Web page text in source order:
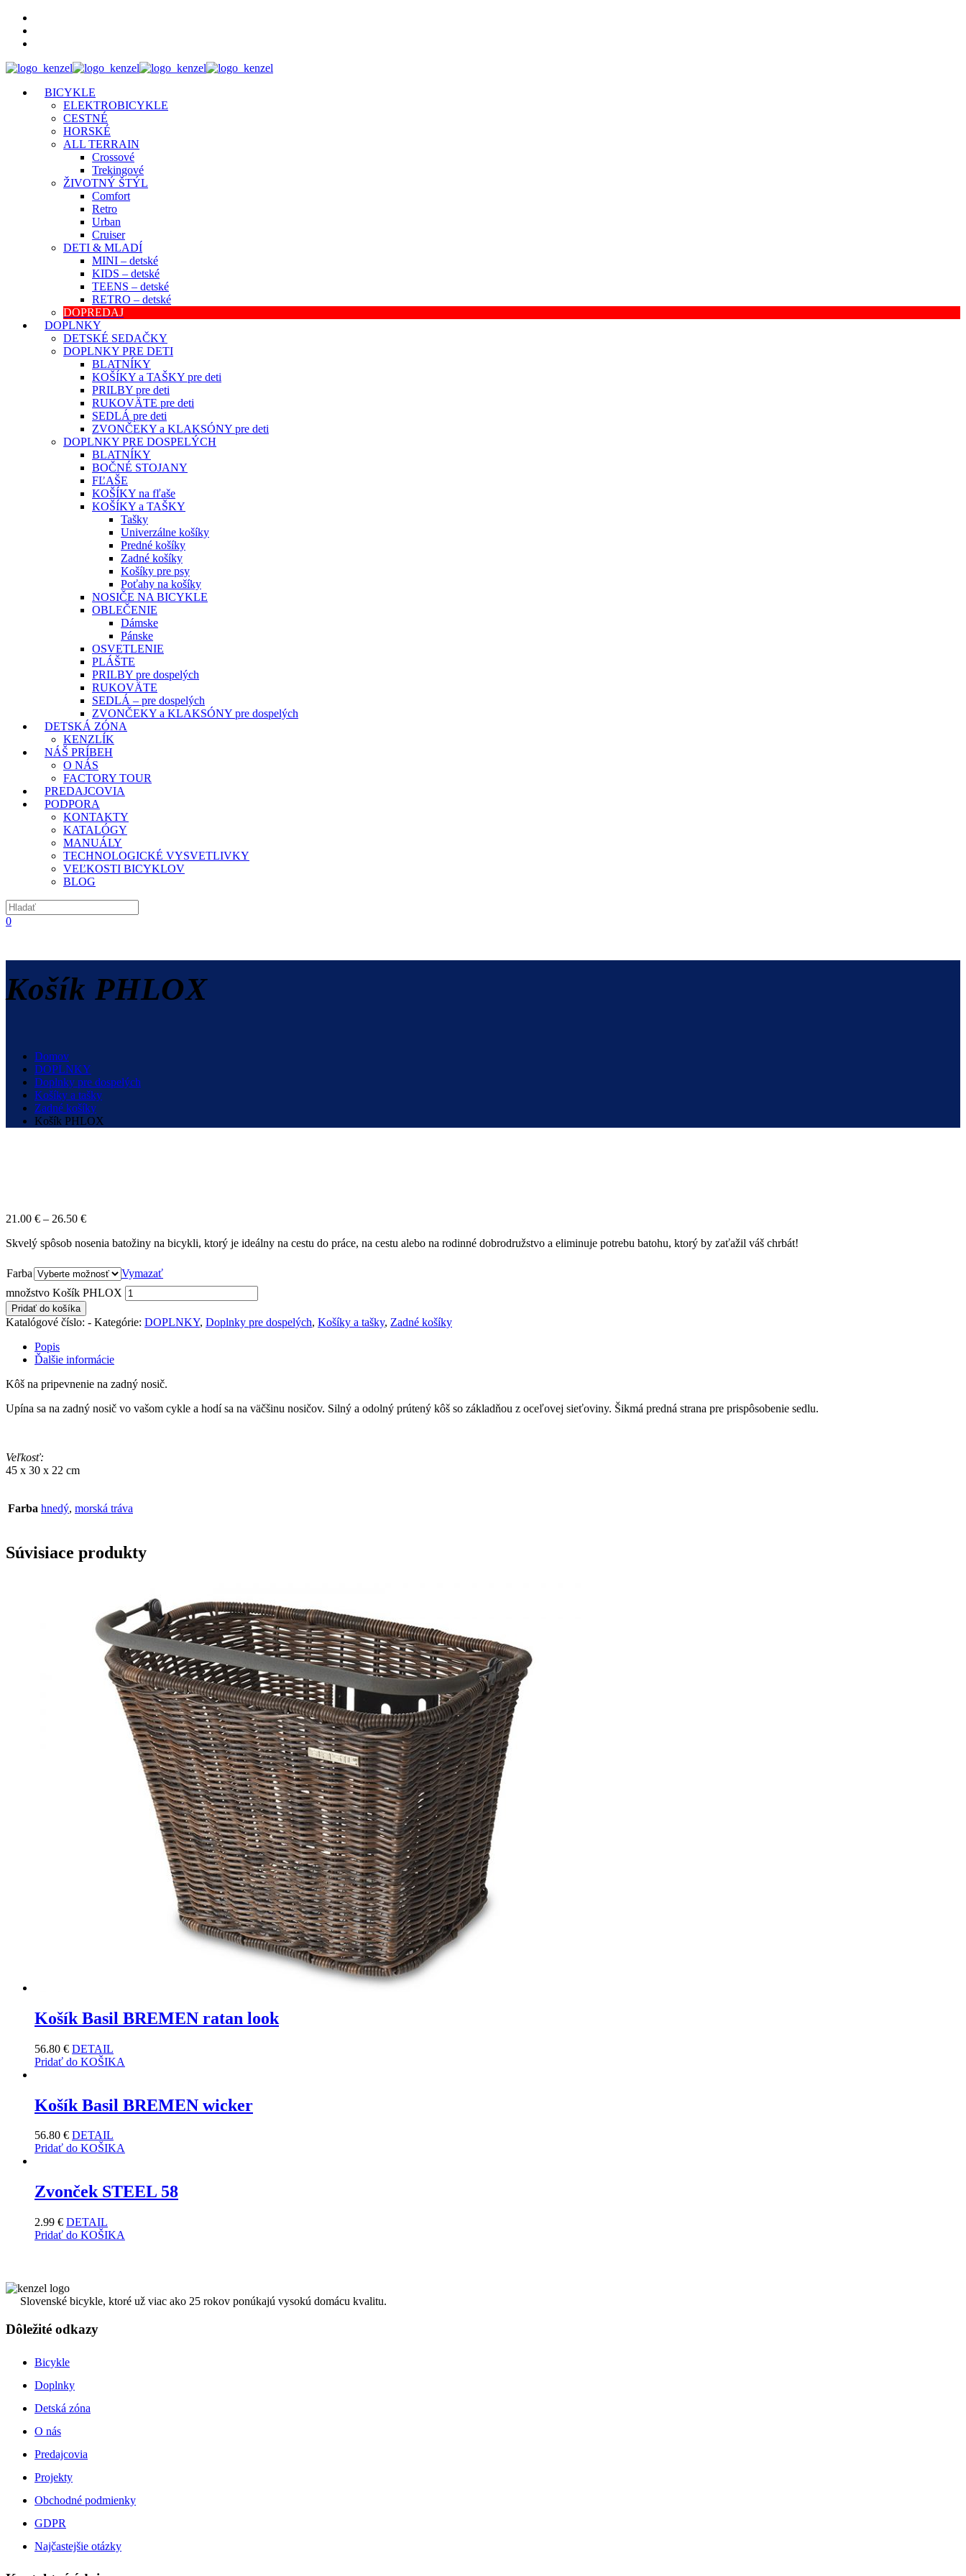
BICYKLE
ELEKTROBICYKLE
CESTNÉ
HORSKÉ
ALL TERRAIN
Crossové
Trekingové
ŽIVOTNÝ ŠTÝL
Comfort
Retro
Urban
Cruiser
DETI & MLADÍ
MINI – detské
KIDS – detské
TEENS – detské
RETRO – detské
DOPREDAJ
DOPLNKY
DETSKÉ SEDAČKY
DOPLNKY PRE DETI
BLATNÍKY
KOŠÍKY a TAŠKY pre deti
PRILBY pre deti
RUKOVÄTE pre deti
SEDLÁ pre deti
ZVONČEKY a KLAKSÓNY pre deti
DOPLNKY PRE DOSPELÝCH
BLATNÍKY
BOČNÉ STOJANY
FĽAŠE
KOŠÍKY na fľaše
KOŠÍKY a TAŠKY
Tašky
Univerzálne košíky
Predné košíky
Zadné košíky
Košíky pre psy
Poťahy na košíky
NOSIČE NA BICYKLE
OBLEČENIE
Dámske
Pánske
OSVETLENIE
PLÁŠTE
PRILBY pre dospelých
RUKOVÄTE
SEDLÁ – pre dospelých
ZVONČEKY a KLAKSÓNY pre dospelých
DETSKÁ ZÓNA
KENZLÍK
NÁŠ PRÍBEH
O NÁS
FACTORY TOUR
PREDAJCOVIA
PODPORA
KONTAKTY
KATALÓGY
MANUÁLY
TECHNOLOGICKÉ VYSVETLIVKY
VEĽKOSTI BICYKLOV
BLOG
0
Košík PHLOX
Domov
DOPLNKY
Doplnky pre dospelých
Košíky a tašky
Zadné košíky
Košík PHLOX
21.00 € – 26.50 €
Skvelý spôsob nosenia batožiny na bicykli, ktorý je ideálny na cestu do práce, na cestu alebo na rodinné dobrodružstvo a eliminuje potrebu batohu, ktorý by zaťažil váš chrbát!
Farba
Vymazať
množstvo Košík PHLOX
Pridať do košíka
Katalógové číslo: - Kategórie: DOPLNKY, Doplnky pre dospelých, Košíky a tašky, Zadné košíky
Popis
Ďalšie informácie
Kôš na pripevnenie na zadný nosič.
Upína sa na zadný nosič vo vašom cykle a hodí sa na väčšinu nosičov. Silný a odolný prútený kôš so základňou z oceľovej sieťoviny. Šikmá predná strana pre prispôsobenie sedlu.
Veľkosť:
45 x 30 x 22 cm
Farba hnedý, morská tráva
Súvisiace produkty
Košík Basil BREMEN ratan look
56.80 € DETAIL
Pridať do KOŠIKA
Košík Basil BREMEN wicker
56.80 € DETAIL
Pridať do KOŠIKA
Zvonček STEEL 58
2.99 € DETAIL
Pridať do KOŠIKA
Slovenské bicykle, ktoré už viac ako 25 rokov ponúkajú vysokú domácu kvalitu.
Dôležité odkazy
Bicykle
Doplnky
Detská zóna
O nás
Predajcovia
Projekty
Obchodné podmienky
GDPR
Najčastejšie otázky